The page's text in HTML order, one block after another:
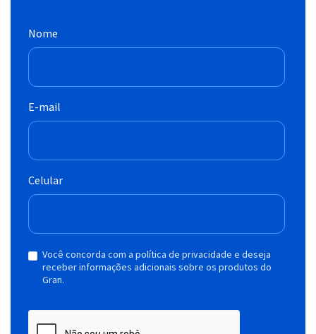
Nome
E-mail
Celular
Você concorda com a política de privacidade e deseja
receber informações adicionais sobre os produtos do
Gran.